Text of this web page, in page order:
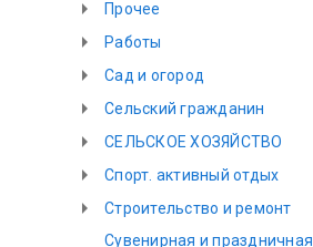
Прочее
Работы
Сад и огород
Сельский гражданин
СЕЛЬСКОЕ ХОЗЯЙСТВО
Спорт. активный отдых
Строительство и ремонт
Сувенирная и праздничная